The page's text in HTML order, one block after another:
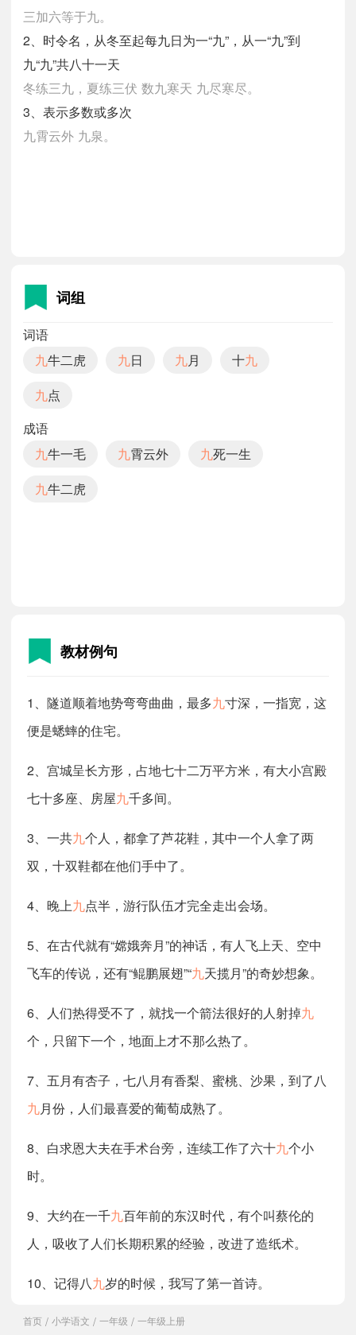
三加六等于九。
2、时令名，从冬至起每九日为一“九”，从一“九”到
九“九”共八十一天
冬练三九，夏练三伏 数九寒天 九尽寒尽。
3、表示多数或多次
九霄云外 九泉。
词组
词语
九牛二虎 九日 九月 十九
九点
成语
九牛一毛 九霄云外 九死一生
九牛二虎
教材例句
1、隧道顺着地势弯弯曲曲，最多九寸深，一指宽，这
便是蟋蟀的住宅。
2、宫城呈长方形，占地七十二万平方米，有大小宫殿
七十多座、房屋九千多间。
3、一共九个人，都拿了芦花鞋，其中一个人拿了两
双，十双鞋都在他们手中了。
4、晚上九点半，游行队伍才完全走出会场。
5、在古代就有“嫦娥奔月”的神话，有人飞上天、空中
飞车的传说，还有“鲲鹏展翅”“九天揽月”的奇妙想象。
6、人们热得受不了，就找一个箭法很好的人射掉九
个，只留下一个，地面上才不那么热了。
7、五月有杏子，七八月有香梨、蜜桃、沙果，到了八
九月份，人们最喜爱的葡萄成熟了。
8、白求恩大夫在手术台旁，连续工作了六十九个小
时。
9、大约在一千九百年前的东汉时代，有个叫蔡伦的
人，吸收了人们长期积累的经验，改进了造纸术。
10、记得八九岁的时候，我写了第一首诗。
首页 / 小学语文 / 一年级 / 一年级上册